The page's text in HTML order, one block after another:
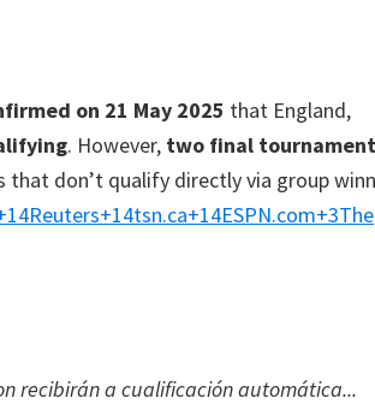
on 21 May 2025 that England,
. However, two final tournament
don’t qualify directly via group
Reuters+14tsn.ca+14ESPN.com+3The
recibirán a cualificación automática...